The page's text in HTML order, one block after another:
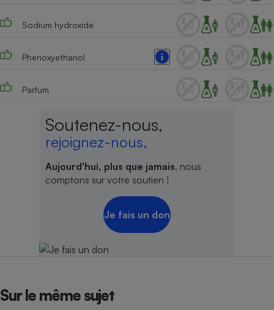
Sodium hydroxide
Phenoxyethanol
Parfum
Soutenez-nous,
rejoignez-nous,
Aujourd'hui, plus que jamais, nous
comptons sur votre soutien !
Je fais un don
Sur le même sujet